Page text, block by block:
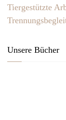
Tiergestützte
Unsere Bücher